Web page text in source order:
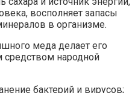
восполняет запасы
в организме.
меда делает его
народной
бактерий и вирусов;